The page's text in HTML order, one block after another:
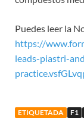
Puedes leer la
https://
leads-piastri-
ETIQUETADA F1